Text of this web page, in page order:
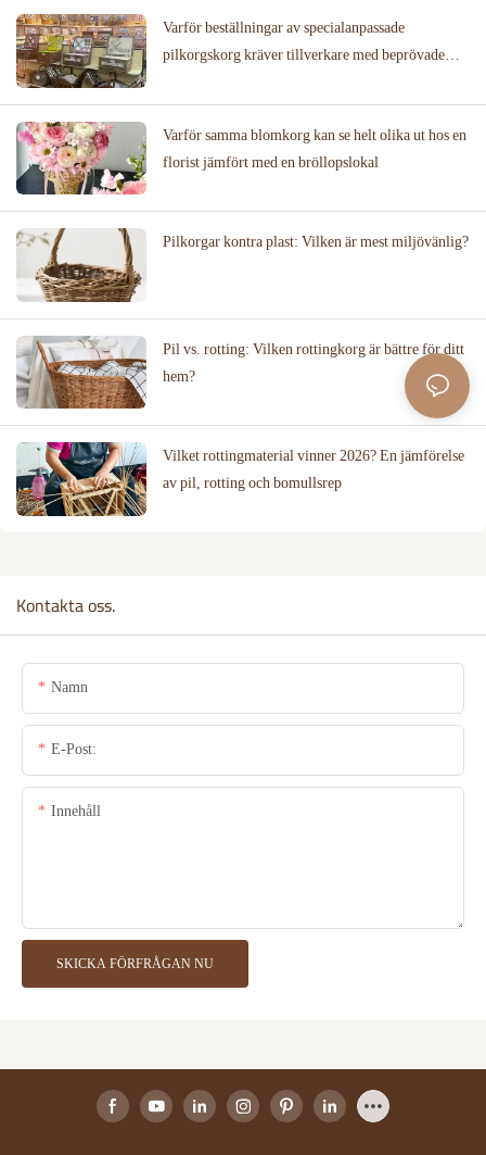
Varför beställningar av specialanpassade
pilkorgskorg kräver tillverkare med beprövade
Varför samma blomkorg kan se helt olika ut hos en
florist jämfört med en bröllopslokal
Pilkorgar kontra plast: Vilken är mest miljövänlig?
Pil vs. rotting: Vilken rottingkorg är bättre för ditt
hem?
Vilket rottingmaterial vinner 2026? En jämförelse
av pil, rotting och bomullsrep
Kontakta oss.
Namn
E-Post:
Innehåll
SKICKA FÖRFRÅGAN NU